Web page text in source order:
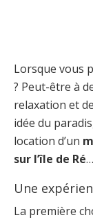
Lorsque vous
? Peut-être à
relaxation et
idée du
location d’un
sur l’île de Ré…
Une
La première